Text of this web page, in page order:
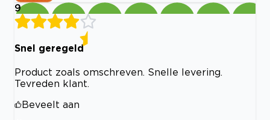
9
Snel geregeld
Product zoals omschreven. Snelle levering.
Tevreden klant.
Beveelt aan